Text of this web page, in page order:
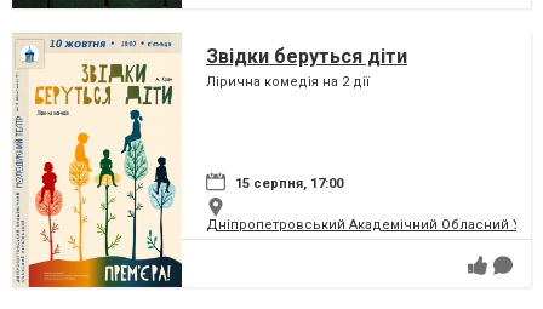
Звідки беруться діти
Лірична комедія на 2 дії
15 серпня, 17:00
Дніпропетровський Академічний Обласний